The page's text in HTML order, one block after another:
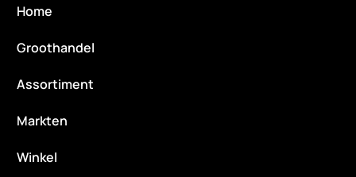
Home
Groothandel
Assortiment
Markten
Winkel